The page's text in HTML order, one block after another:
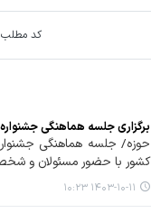
کد
برگزاری جلسه هماهنگی
حوزه/ جلسه هماهنگی
کشور با حضور مسئولان و
۱۴۰۳-۱۰-۱۱ ۱۰:۲۳